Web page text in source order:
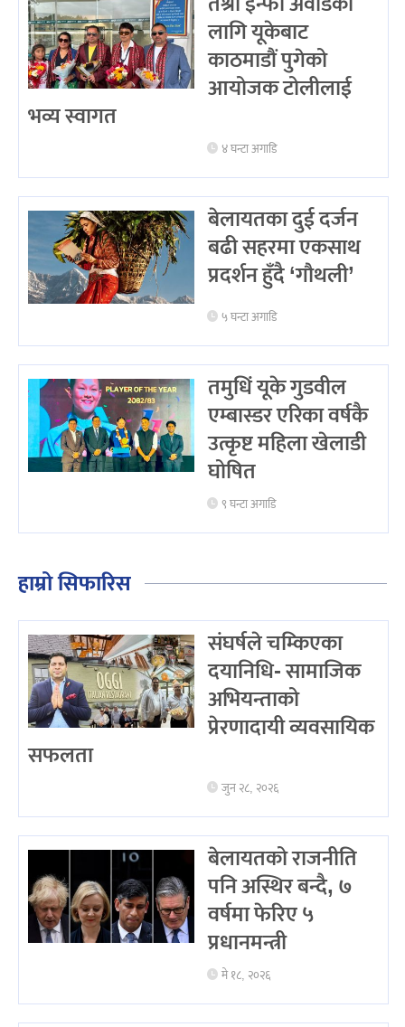
लागि यूकेबाट
काठमाडौं पुगेको
आयोजक टोलीलाई
भव्य स्वागत
४ घन्टा अगाडि
बेलायतका दुई दर्जन
बढी सहरमा एकसाथ
प्रदर्शन हुँदै ‘गौथली’
५ घन्टा अगाडि
तमुधिं यूके गुडवील
एम्बास्डर एरिका वर्षकै
उत्कृष्ट महिला खेलाडी
घोषित
९ घन्टा अगाडि
हाम्रो सिफारिस
संघर्षले चम्किएका
दयानिधि- सामाजिक
अभियन्ताको
प्रेरणादायी व्यवसायिक
सफलता
जुन २८, २०२६
बेलायतको राजनीति
पनि अस्थिर बन्दै, ७
वर्षमा फेरिए ५
प्रधानमन्त्री
मे १८, २०२६